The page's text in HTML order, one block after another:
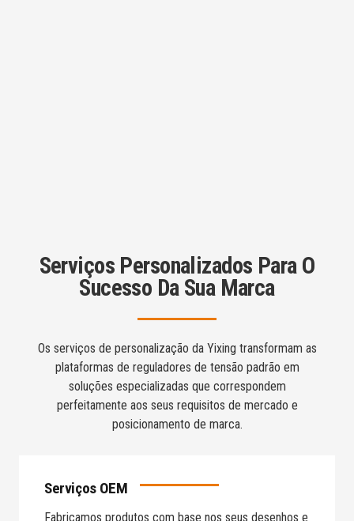
Serviços Personalizados Para O
Sucesso Da Sua Marca
Os serviços de personalização da Yixing transformam as
plataformas de reguladores de tensão padrão em
soluções especializadas que correspondem
perfeitamente aos seus requisitos de mercado e
posicionamento de marca.
Serviços OEM
Fabricamos produtos com base nos seus desenhos e